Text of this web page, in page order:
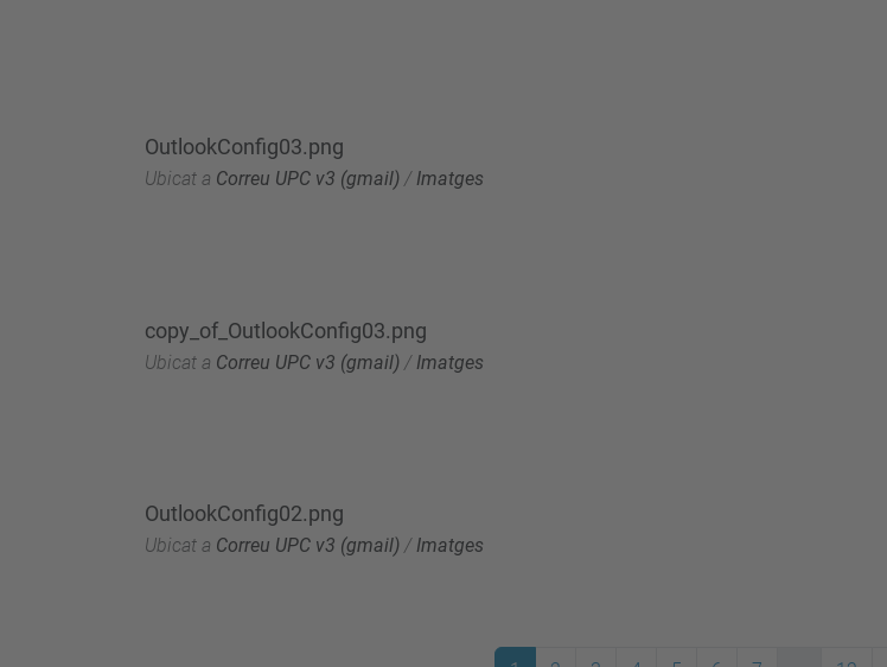
OutlookConfig03.png
Ubicat a Correu UPC v3 (gmail) / Imatges
copy_of_OutlookConfig03.png
Ubicat a Correu UPC v3 (gmail) / Imatges
OutlookConfig02.png
Ubicat a Correu UPC v3 (gmail) / Imatges